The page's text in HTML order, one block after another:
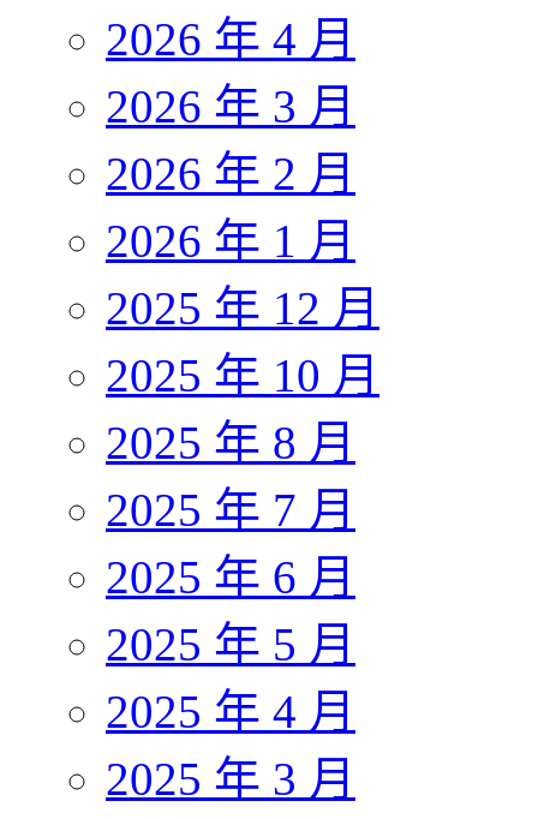
2026 年 4 月
2026 年 3 月
2026 年 2 月
2026 年 1 月
2025 年 12 月
2025 年 10 月
2025 年 8 月
2025 年 7 月
2025 年 6 月
2025 年 5 月
2025 年 4 月
2025 年 3 月